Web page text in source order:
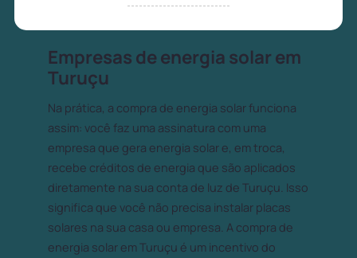
Empresas de energia solar em
Turuçu
Na prática, a compra de energia solar funciona
assim: você faz uma assinatura com uma
empresa que gera energia solar e, em troca,
recebe créditos de energia que são aplicados
diretamente na sua conta de luz de Turuçu. Isso
significa que você não precisa instalar placas
solares na sua casa ou empresa. A compra de
energia solar em Turuçu é um incentivo do